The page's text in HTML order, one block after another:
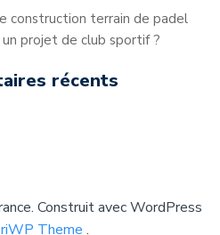
construction terrain de padel
projet de club sportif ?
récents
Construit avec WordPress
Theme .